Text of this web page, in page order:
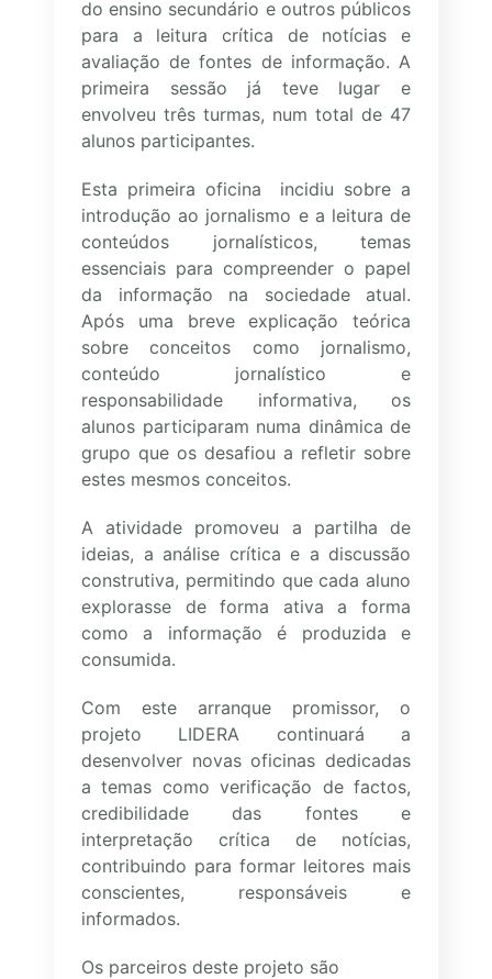
do ensino secundário e outros públicos
para a leitura crítica de notícias e
avaliação de fontes de informação. A
primeira sessão já teve lugar e
envolveu três turmas, num total de 47
alunos participantes.
Esta primeira oficina incidiu sobre a
introdução ao jornalismo e a leitura de
conteúdos jornalísticos, temas
essenciais para compreender o papel
da informação na sociedade atual.
Após uma breve explicação teórica
sobre conceitos como jornalismo,
conteúdo jornalístico e
responsabilidade informativa, os
alunos participaram numa dinâmica de
grupo que os desafiou a refletir sobre
estes mesmos conceitos.
A atividade promoveu a partilha de
ideias, a análise crítica e a discussão
construtiva, permitindo que cada aluno
explorasse de forma ativa a forma
como a informação é produzida e
consumida.
Com este arranque promissor, o
projeto LIDERA continuará a
desenvolver novas oficinas dedicadas
a temas como verificação de factos,
credibilidade das fontes e
interpretação crítica de notícias,
contribuindo para formar leitores mais
conscientes, responsáveis e
informados.
Os parceiros deste projeto são